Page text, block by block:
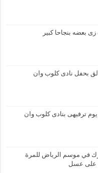
بعضه بنجاحا كبير
بحفل نادى كلوب وان
يوم ترفيهى بنادى كلوب وان
في موسم الرياض للمرة
على عسل